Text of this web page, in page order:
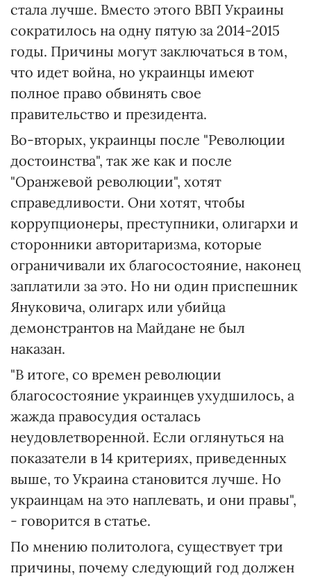
стала лучше. Вместо этого ВВП Украины
сократилось на одну пятую за 2014-2015
годы. Причины могут заключаться в том,
что идет война, но украинцы имеют
полное право обвинять свое
правительство и президента.
Во-вторых, украинцы после "Революции
достоинства", так же как и после
"Оранжевой революции", хотят
справедливости. Они хотят, чтобы
коррупционеры, преступники, олигархи и
сторонники авторитаризма, которые
ограничивали их благосостояние, наконец
заплатили за это. Но ни один приспешник
Януковича, олигарх или убийца
демонстрантов на Майдане не был
наказан.
"В итоге, со времен революции
благосостояние украинцев ухудшилось, а
жажда правосудия осталась
неудовлетворенной. Если оглянуться на
показатели в 14 критериях, приведенных
выше, то Украина становится лучше. Но
украинцам на это наплевать, и они правы",
- говорится в статье.
По мнению политолога, существует три
причины, почему следующий год должен